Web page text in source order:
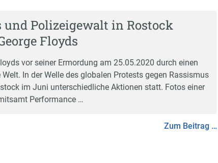
Polizeigewalt in Rostock
Floyds
vor seiner Ermordung am 25.05.2020 durch einen
In der Welle des globalen Protests gegen Rassismus
im Juni unterschiedliche Aktionen statt. Fotos einer
Performance …
Zum Beitrag …